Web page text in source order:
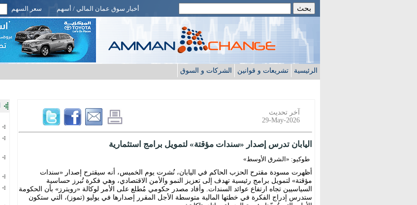
أخبار سوق عمان المالي / أسهم سعر السهم
الرئيسية تشريعات و قوانين الشركات و السوق
آخر تحديث
29-May-2026
اليابان تدرس إصدار «سندات مؤقتة» لتمويل برامج استثمارية
طوكيو: «الشرق الأوسط»
أظهرت مسودة مقترح الحزب الحاكم في اليابان، نُشرت يوم الخميس، أنه سيقترح إصدار «سندات
مؤقتة» لتمويل برامج رئيسية تهدف إلى تعزيز النمو والأمن الاقتصادي، وهي فكرة تُبرز حساسية
السياسيين تجاه ارتفاع عوائد السندات. وأفاد مصدر حكومي مُطلع على الأمر لوكالة «رويترز» بأن الحكومة
ستدرس إدراج الفكرة في خطتها المالية متوسطة الأجل المقرر إصدارها في يوليو (تموز)، التي ستكون